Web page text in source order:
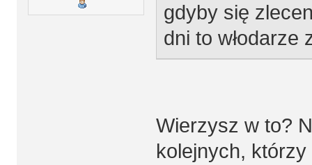
gdyby się
dni to włodarze
Wierzysz w to?
kolejnych,